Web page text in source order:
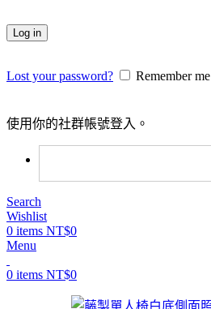
使用你的社群帳號登入。
Log in
Lost your password? Remember me
Search
Wishlist
0 items NT$0
Menu
0 items NT$0